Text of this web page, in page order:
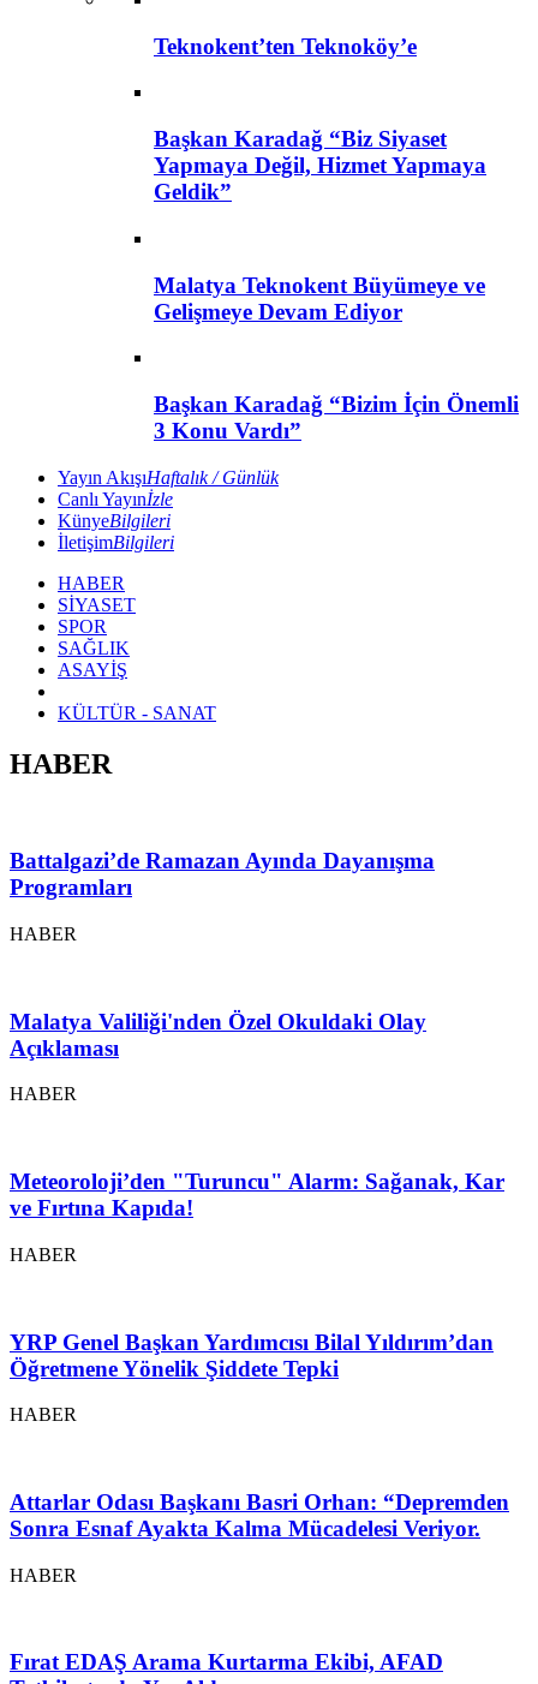
Teknokent’ten Teknoköy’e
Başkan Karadağ “Biz Siyaset
Yapmaya Değil, Hizmet Yapmaya
Geldik”
Malatya Teknokent Büyümeye ve
Gelişmeye Devam Ediyor
Başkan Karadağ “Bizim İçin Önemli
3 Konu Vardı”
Yayın AkışıHaftalık / Günlük
Canlı Yayınİzle
KünyeBilgileri
İletişimBilgileri
HABER
SİYASET
SPOR
SAĞLIK
ASAYİŞ
KÜLTÜR - SANAT
HABER
Battalgazi’de Ramazan Ayında Dayanışma
Programları
HABER
Malatya Valiliği'nden Özel Okuldaki Olay
Açıklaması
HABER
Meteoroloji’den "Turuncu" Alarm: Sağanak, Kar
ve Fırtına Kapıda!
HABER
YRP Genel Başkan Yardımcısı Bilal Yıldırım’dan
Öğretmene Yönelik Şiddete Tepki
HABER
Attarlar Odası Başkanı Basri Orhan: “Depremden
Sonra Esnaf Ayakta Kalma Mücadelesi Veriyor.
HABER
Fırat EDAŞ Arama Kurtarma Ekibi, AFAD